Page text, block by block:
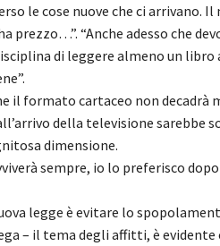
le cose nuove che ci arrivano. Il
prezzo…”. “Anche adesso che
di leggere almeno un libro
formato cartaceo non decadrà
della televisione sarebbe
dimensione.
sempre, io lo preferisco
legge è evitare lo
– il tema degli affitti, è evidente